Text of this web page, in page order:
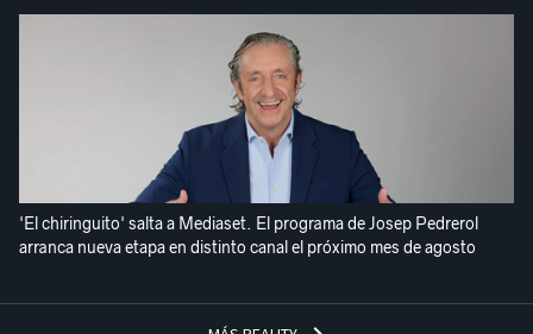
'El chiringuito' salta a Mediaset. El programa de Josep Pedrerol
arranca nueva etapa en distinto canal el próximo mes de agosto